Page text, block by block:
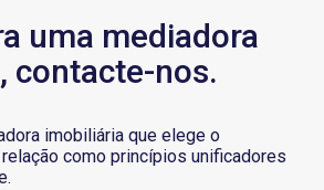
uma mediadora
contacte-nos.
imobiliária que elege o
como princípios unificadores